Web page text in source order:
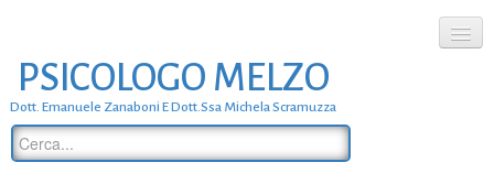
chi siamo
dove siamo
dott. Emanuele Zanaboni
dott.ssa michela scramuzza
PSICOLOGO MELZO
Dott. Emanuele Zanaboni E Dott.ssa Michela Scramuzza